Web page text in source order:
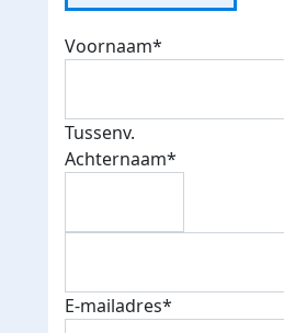
bedankt
Voornaam*
Tussenv.
Achternaam*
E-mailadres*